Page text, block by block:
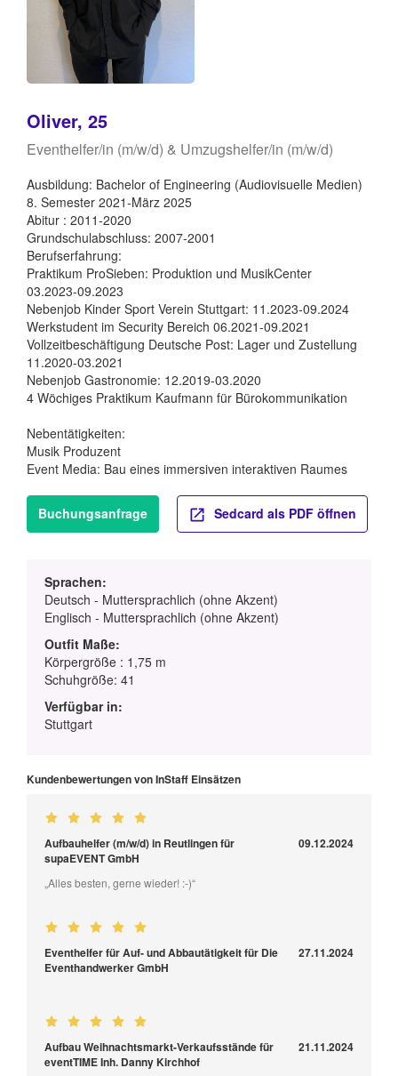
Oliver, 25
Eventhelfer/in (m/w/d) & Umzugshelfer/in (m/w/d)
Ausbildung: Bachelor of Engineering (Audiovisuelle Medien)
8. Semester 2021-März 2025
Abitur : 2011-2020
Grundschulabschluss: 2007-2001
Berufserfahrung:
Praktikum ProSieben: Produktion und MusikCenter
03.2023-09.2023
Nebenjob Kinder Sport Verein Stuttgart: 11.2023-09.2024
Werkstudent im Security Bereich 06.2021-09.2021
Vollzeitbeschäftigung Deutsche Post: Lager und Zustellung
11.2020-03.2021
Nebenjob Gastronomie: 12.2019-03.2020
4 Wöchiges Praktikum Kaufmann für Bürokommunikation
Nebentätigkeiten:
Musik Produzent
Event Media: Bau eines immersiven interaktiven Raumes
Buchungsanfrage Sedcard als PDF öffnen
Sprachen:
Deutsch - Muttersprachlich (ohne Akzent)
Englisch - Muttersprachlich (ohne Akzent)
Outfit Maße:
Körpergröße : 1,75 m
Schuhgröße: 41
Verfügbar in:
Stuttgart
Kundenbewertungen von InStaff Einsätzen
Aufbauhelfer (m/w/d) in Reutlingen für
supaEVENT GmbH
09.12.2024
„Alles besten, gerne wieder! :-)“
Eventhelfer für Auf- und Abbautätigkeit für Die
Eventhandwerker GmbH
27.11.2024
Aufbau Weihnachtsmarkt-Verkaufsstände für
eventTIME Inh. Danny Kirchhof
21.11.2024